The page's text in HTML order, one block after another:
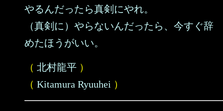
やるんだったら真剣にやれ。
（真剣に）やらないんだったら、今すぐ辞
めたほうがいい。
（ 北村龍平 ）
（ Kitamura Ryuuhei ）